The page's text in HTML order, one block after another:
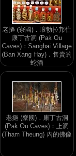
老撾 (寮國)．琅勃拉邦往
康丁古洞 (Pak Ou
Caves)：Sanghai Village
(Ban Xang Hay)．售賣的
蛇酒
老撾 (寮國)．康丁古洞
(Pak Ou Caves)：上洞
(Tham Theung) 內的佛像